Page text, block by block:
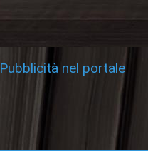
Pubblicità nel portale